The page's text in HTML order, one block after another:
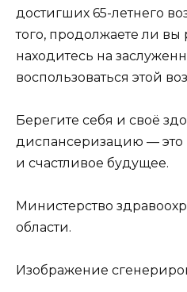
достигших 65-летнего
того, продолжаете ли вы
находитесь на
воспользоваться этой
Берегите себя и своё
диспансеризацию — это
и счастливое будущее.
Министерство
области.
Изображение